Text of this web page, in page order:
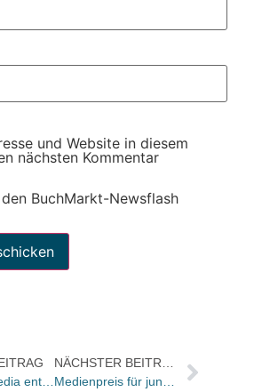
und Website in diesem
nächsten Kommentar
BuchMarkt-Newsflash
Falk New Media entwickelt sich mit eigener Technologie-Plattform vom Inhalte-Anbieter zum Provider für digitale Dieste